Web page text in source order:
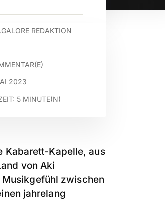
REDAKTION
2023
5 MINUTE(N)
Kabarett-Kapelle, aus
von Aki
zwischen
jahrelang